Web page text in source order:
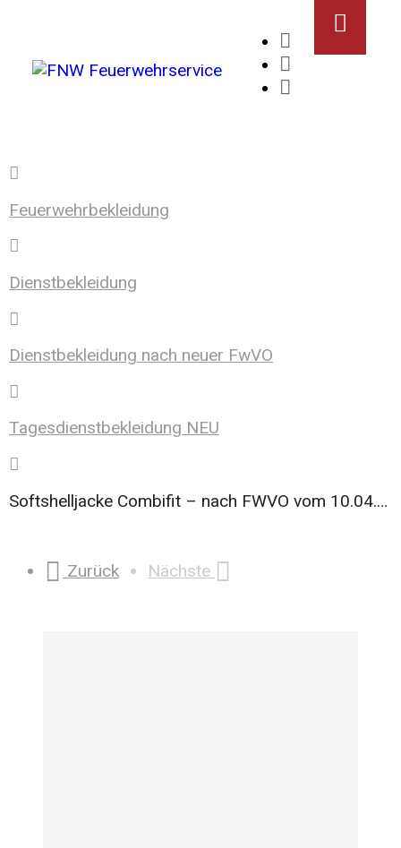
Feuerwehrbekleidung
Dienstbekleidung
Dienstbekleidung nach neuer FwVO
Tagesdienstbekleidung NEU
Softshelljacke Combifit – nach FWVO vom 10.04.2025
Zurück Nächste